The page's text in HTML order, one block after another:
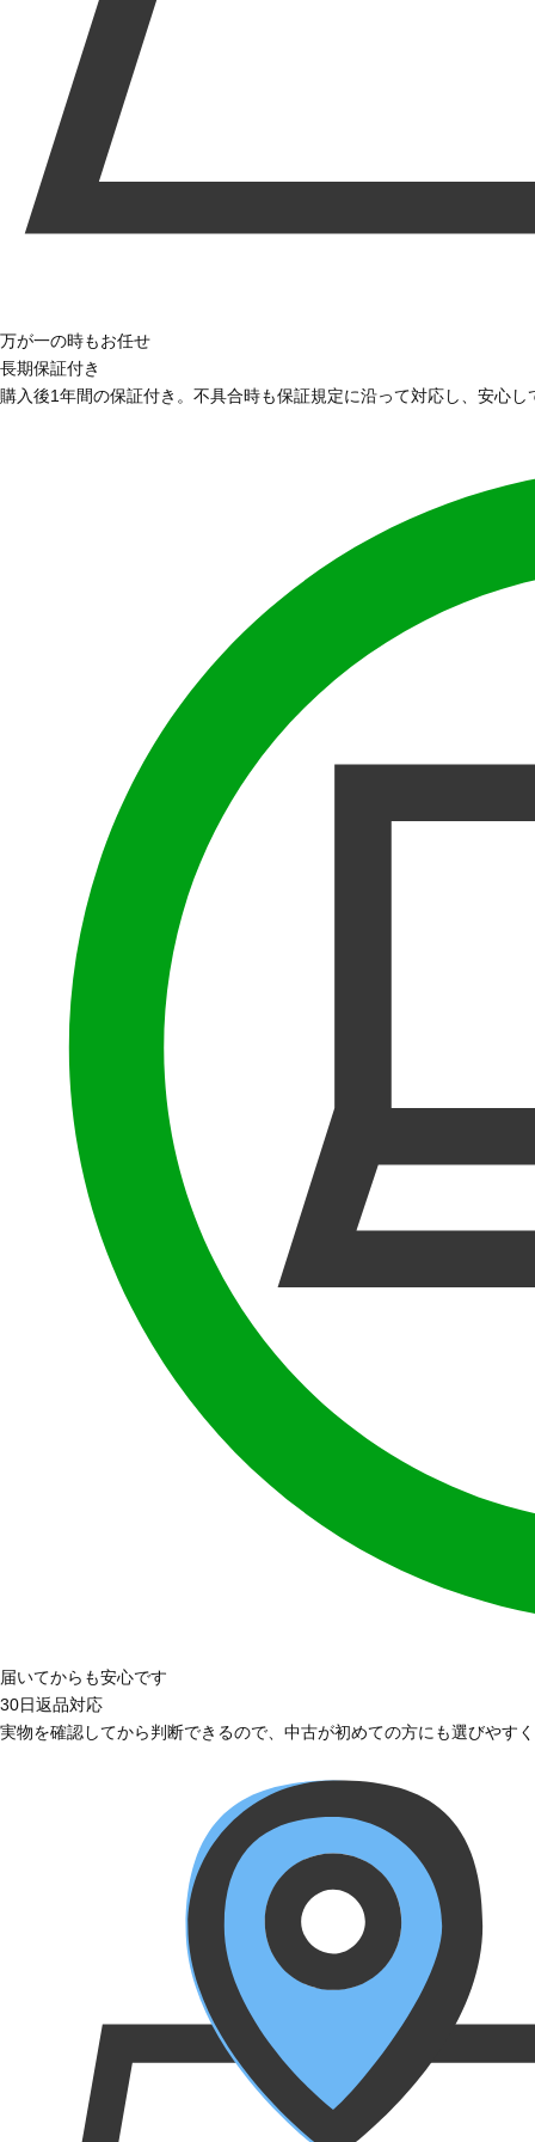
万が一の時もお任せ
長期保証付き
購入後1年間の保証付き。不具合時も保証規定に沿って対応し、安心
届いてからも安心です
30日返品対応
実物を確認してから判断できるので、中古が初めての方にも選びやす